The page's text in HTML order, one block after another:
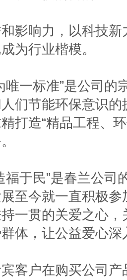
影响力，以科技
为行业楷模。
唯一标准”是公司
们节能环保意识
打造“精品工程、
福于民”是春兰公
至今就一直积极
一贯的关爱之心
体，让公益爱心
客户在购买公司